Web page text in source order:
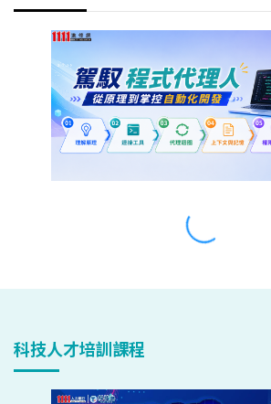
科技人才培訓課程